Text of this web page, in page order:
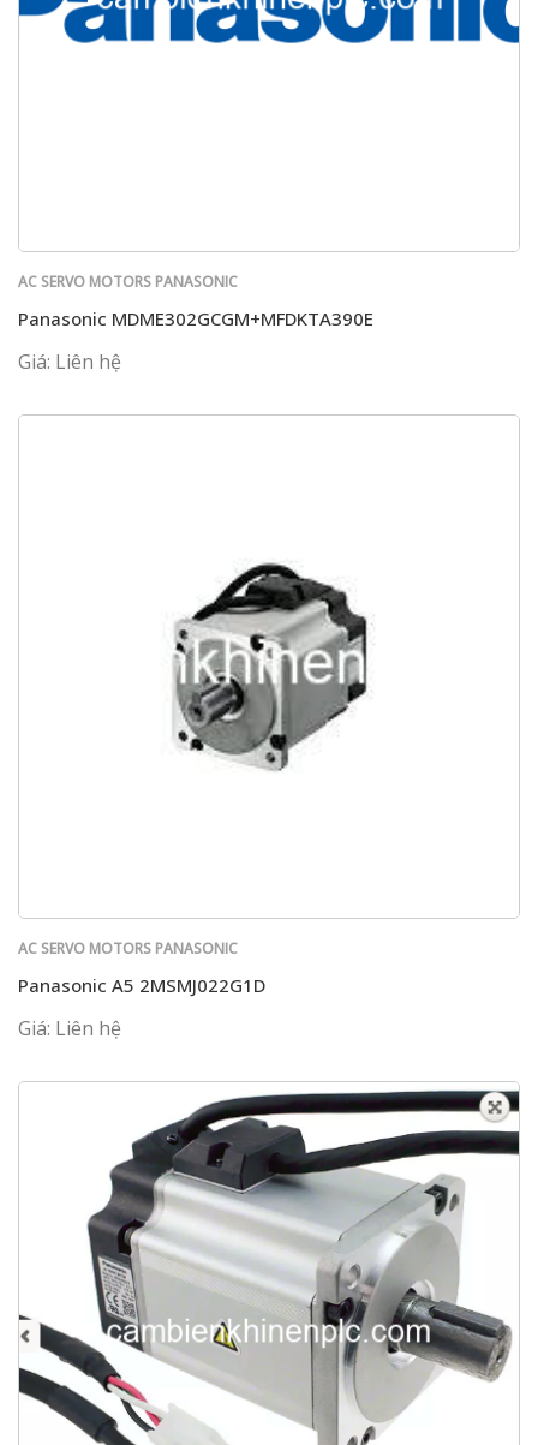
AC SERVO MOTORS PANASONIC
Panasonic MDME302GCGM+MFDKTA390E
Giá: Liên hệ
AC SERVO MOTORS PANASONIC
Panasonic A5 2MSMJ022G1D
Giá: Liên hệ